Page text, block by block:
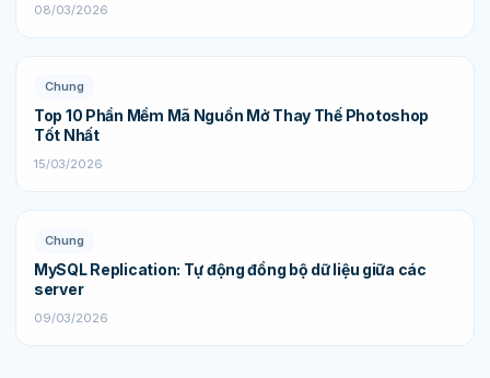
08/03/2026
Chung
Top 10 Phần Mềm Mã Nguồn Mở Thay Thế Photoshop
Tốt Nhất
15/03/2026
Chung
MySQL Replication: Tự động đồng bộ dữ liệu giữa các
server
09/03/2026